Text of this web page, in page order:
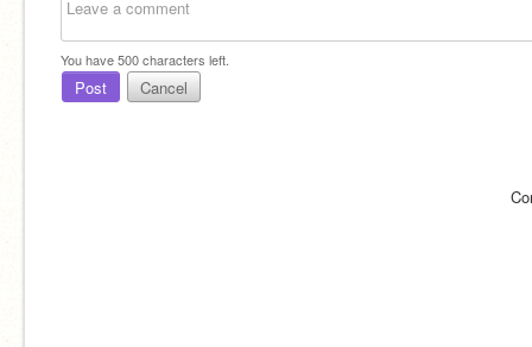
You have500characters left.
Post Cancel